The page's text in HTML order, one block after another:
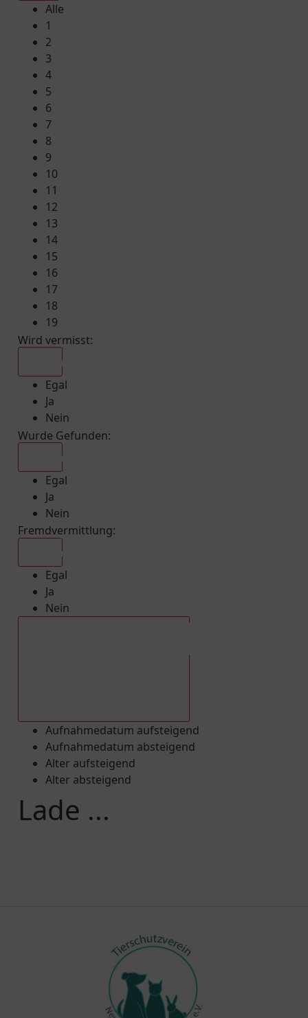
Alle
1
2
3
4
5
6
7
8
9
10
11
12
13
14
15
16
17
18
19
Wird vermisst:
Egal
Ja
Nein
Wurde Gefunden:
Egal
Ja
Nein
Fremdvermittlung:
Egal
Ja
Nein
Aufnahmedatum aufsteigend
Aufnahmedatum absteigend
Alter aufsteigend
Alter absteigend
Lade ...